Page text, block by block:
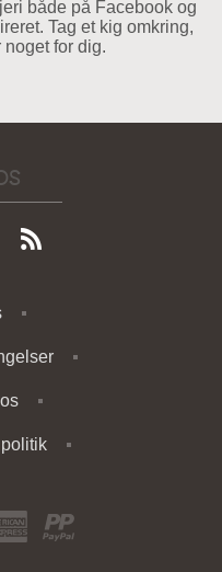
både på Facebook og
Tag et kig omkring,
for dig.